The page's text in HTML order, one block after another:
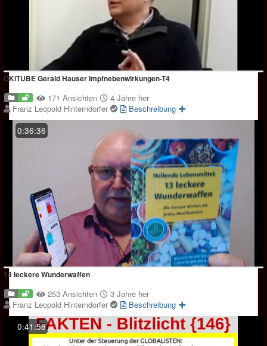
OKiTUBE Gerald Hauser Impfnebenwirkungen-T4
171 Ansichten
4 Jahre her
Franz Leopold Hinterndorfer
Beschreibung
0:36:36
13 leckere Wunderwaffen
253 Ansichten
3 Jahre her
Franz Leopold Hinterndorfer
Beschreibung
0:41:58